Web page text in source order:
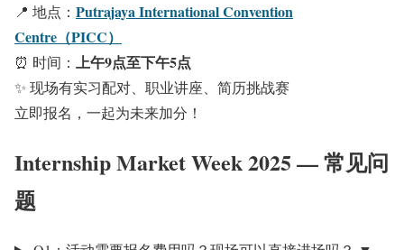
📍 地点： Putrajaya International Convention
Centre（PICC）
⏰ 时间： 上午9点至下午5点
✨ 现场有实习配对、职业讲座、简历挑战赛
立即报名，一起为未来加分！
Internship Market Week 2025 — 常见问
题